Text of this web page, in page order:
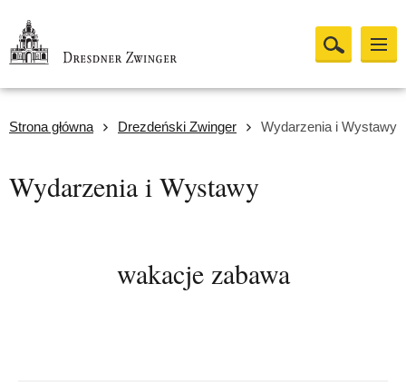
Strona główna Drezdeński Zwinger Wydarzenia i Wystawy
Wydarzenia i Wystawy
wakacje zabawa